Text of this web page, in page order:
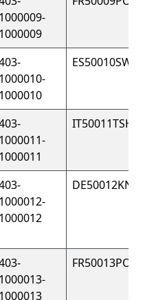
1000009-
1000009
1000010-
1000010
1000011-
1000011
1000012-
1000012
DE50012KNIT
1000013-
1000013
FR50013POLO